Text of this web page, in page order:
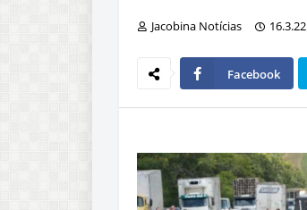
Jacobina Notícias 16.3.22
Facebook